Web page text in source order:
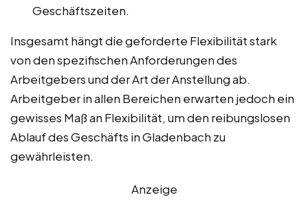
Geschäftszeiten.
Insgesamt hängt die geforderte Flexibilität stark
von den spezifischen Anforderungen des
Arbeitgebers und der Art der Anstellung ab.
Arbeitgeber in allen Bereichen erwarten jedoch ein
gewisses Maß an Flexibilität, um den reibungslosen
Ablauf des Geschäfts in Gladenbach zu
gewährleisten.
Anzeige